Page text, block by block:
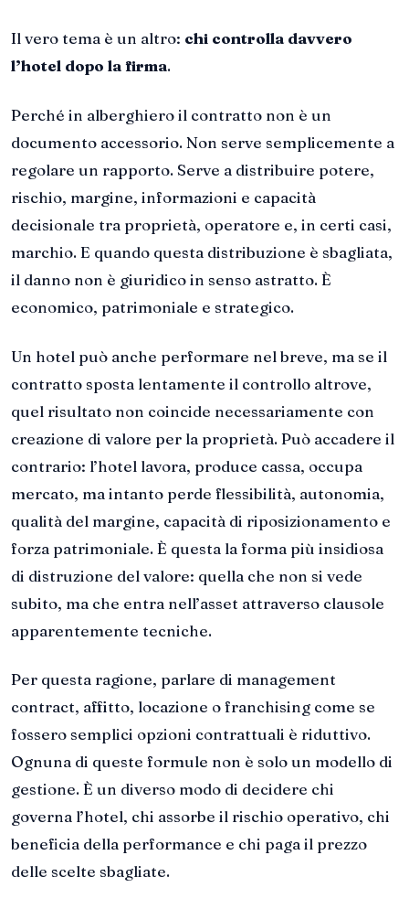
Il vero tema è un altro: chi controlla davvero
l’hotel dopo la firma.
Perché in alberghiero il contratto non è un
documento accessorio. Non serve semplicemente a
regolare un rapporto. Serve a distribuire potere,
rischio, margine, informazioni e capacità
decisionale tra proprietà, operatore e, in certi casi,
marchio. E quando questa distribuzione è sbagliata,
il danno non è giuridico in senso astratto. È
economico, patrimoniale e strategico.
Un hotel può anche performare nel breve, ma se il
contratto sposta lentamente il controllo altrove,
quel risultato non coincide necessariamente con
creazione di valore per la proprietà. Può accadere il
contrario: l’hotel lavora, produce cassa, occupa
mercato, ma intanto perde flessibilità, autonomia,
qualità del margine, capacità di riposizionamento e
forza patrimoniale. È questa la forma più insidiosa
di distruzione del valore: quella che non si vede
subito, ma che entra nell’asset attraverso clausole
apparentemente tecniche.
Per questa ragione, parlare di management
contract, affitto, locazione o franchising come se
fossero semplici opzioni contrattuali è riduttivo.
Ognuna di queste formule non è solo un modello di
gestione. È un diverso modo di decidere chi
governa l’hotel, chi assorbe il rischio operativo, chi
beneficia della performance e chi paga il prezzo
delle scelte sbagliate.